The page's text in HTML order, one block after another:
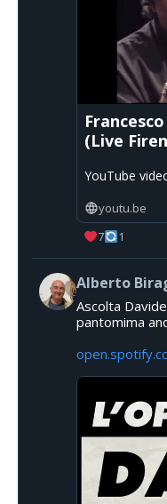
(Live
YouTube
youtu.be
7
1
Alberto
Ascolta
pantomima